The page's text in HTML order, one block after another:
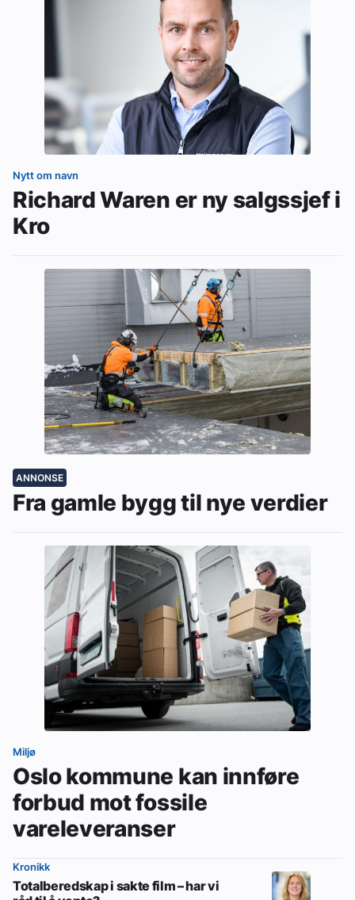
Nytt om navn
Richard Waren er ny salgssjef i
Kro
ANNONSE
Fra gamle bygg til nye verdier
Miljø
Oslo kommune kan innføre
forbud mot fossile
vareleveranser
Kronikk
Totalberedskap i sakte film – har vi